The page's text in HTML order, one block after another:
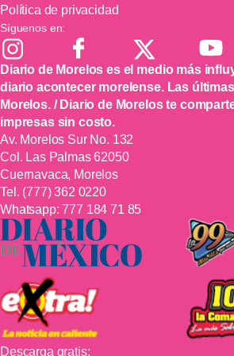
Política de privacidad
Síguenos en:
Diario de Morelos es el medio más
diario acontecer morelense. Las
Morelos. / Diario de Morelos te
impresas sin costo.
Av. Morelos Sur No. 132
Col. Las Palmas 62050
Cuernavaca, Morelos
Tel. (777) 362 0220
Whatsapp:777 184 71 85
Descarga gratis: